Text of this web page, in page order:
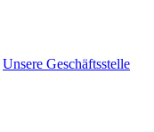
Unsere Geschäftsstelle